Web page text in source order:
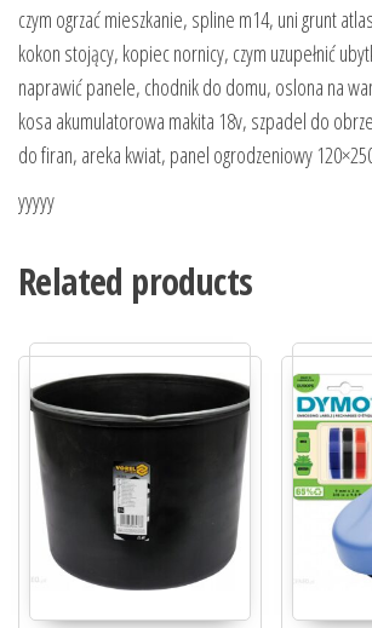
czym ogrzać mieszkanie, spline m14, uni grunt
kokon stojący, kopiec nornicy, czym uzupełnić
naprawić panele, chodnik do domu, oslona na
kosa akumulatorowa makita 18v, szpadel do
do firan, areka kwiat, panel ogrodzeniowy
yyyyy
Related products